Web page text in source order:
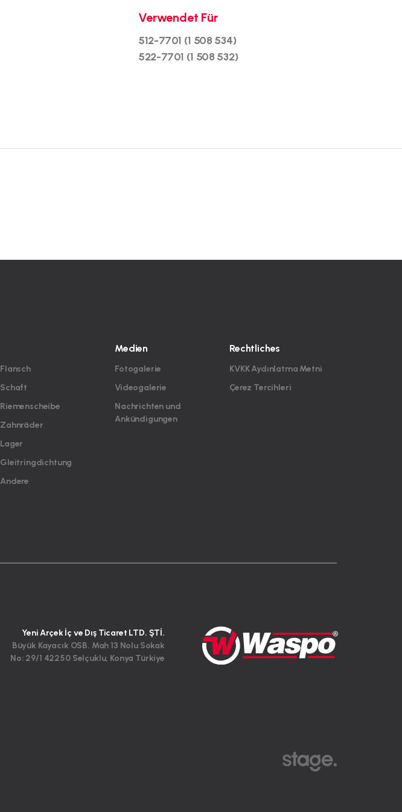
Verwendet Für
512-7701 (1 508 534)
522-7701 (1 508 532)
Flansch
Schaft
Riemenscheibe
Zahnräder
Lager
Gleitringdichtung
Andere
Medien
Fotogalerie
Videogalerie
Nachrichten und
Ankündigungen
Rechtliches
KVKK Aydınlatma Metni
Çerez Tercihleri
Yeni Arçek İç ve Dış Ticaret LTD. ŞTİ.
Büyük Kayacık OSB. Mah 13 Nolu Sokak
No: 29/1 42250 Selçuklu, Konya Türkiye